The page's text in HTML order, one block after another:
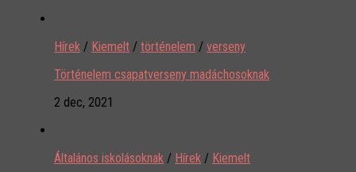
Hírek / Kiemelt / történelem / verseny
Történelem csapatverseny madáchosoknak
2 dec, 2021
Általános iskolásoknak / Hírek / Kiemelt